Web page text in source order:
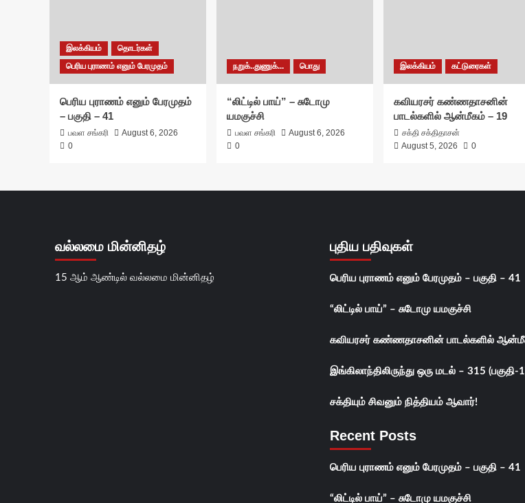
இலக்கியம்
தொடர்கள்
பெரிய புராணம் எனும் பேரமுதம்
பெரிய புராணம் எனும் பேரமுதம்
– பகுதி – 41
பவள சங்கரி
August 6, 2026
0
நறுக்..துணுக்... பொது
“லிட்டில் பாய்” – சுடோமு
யமகுச்சி
பவள சங்கரி
August 6, 2026
0
இலக்கியம் கட்டுரைகள்
கவியரசர் கண்ணதாசனின்
பாடல்களில் ஆன்மீகம் – 19
சக்தி சக்திதாசன்
August 5, 2026
0
வல்லமை மின்னிதழ்
15 ஆம் ஆண்டில் வல்லமை மின்னிதழ்
புதிய பதிவுகள்
பெரிய புராணம் எனும் பேரமுதம் – பகுதி – 41
“லிட்டில் பாய்” – சுடோமு யமகுச்சி
கவியரசர் கண்ணதாசனின் பாடல்களில்
இங்கிலாந்திலிருந்து ஒரு மடல் – 315 (பகுதி-
சக்தியும் சிவனும் நித்தியம் ஆவார்!
Recent Posts
பெரிய புராணம் எனும் பேரமுதம் – பகுதி – 41
“லிட்டில் பாய்” – சுடோமு யமகுச்சி